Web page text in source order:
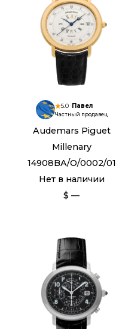
5.0 Павел
Частный продавец
Audemars Piguet
Millenary
14908BA/O/0002/01
Нет в наличии
$ —